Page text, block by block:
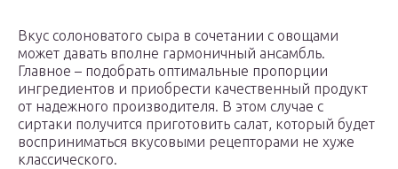
Вкус солоноватого сыра в сочетании с овощами
может давать вполне гармоничный ансамбль.
Главное – подобрать оптимальные пропорции
ингредиентов и приобрести качественный продукт
от надежного производителя. В этом случае с
сиртаки получится приготовить салат, который будет
восприниматься вкусовыми рецепторами не хуже
классического.